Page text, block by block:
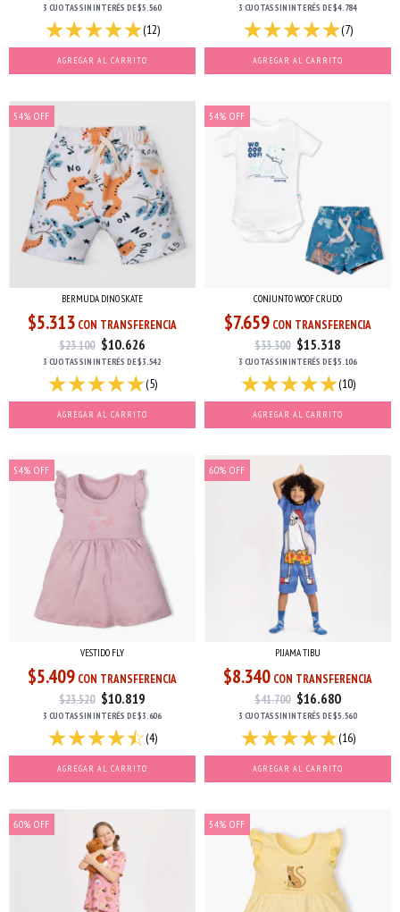
3 CUOTASSIN INTERÉS DE$5.560
(12)
AGREGAR AL CARRITO
3 CUOTASSIN INTERÉS DE$4.784
(7)
AGREGAR AL CARRITO
54% OFF
BERMUDA DINO SKATE
$5.313 CON TRANSFERENCIA
$23.100 $10.626
3 CUOTASSIN INTERÉS DE$3.542
(5)
AGREGAR AL CARRITO
54% OFF
CONJUNTO WOOF CRUDO
$7.659 CON TRANSFERENCIA
$33.300 $15.318
3 CUOTASSIN INTERÉS DE$5.106
(10)
AGREGAR AL CARRITO
54% OFF
VESTIDO FLY
$5.409 CON TRANSFERENCIA
$23.520 $10.819
3 CUOTASSIN INTERÉS DE$3.606
(4)
AGREGAR AL CARRITO
60% OFF
PIJAMA TIBU
$8.340 CON TRANSFERENCIA
$41.700 $16.680
3 CUOTASSIN INTERÉS DE$5.560
(16)
AGREGAR AL CARRITO
60% OFF 54% OFF